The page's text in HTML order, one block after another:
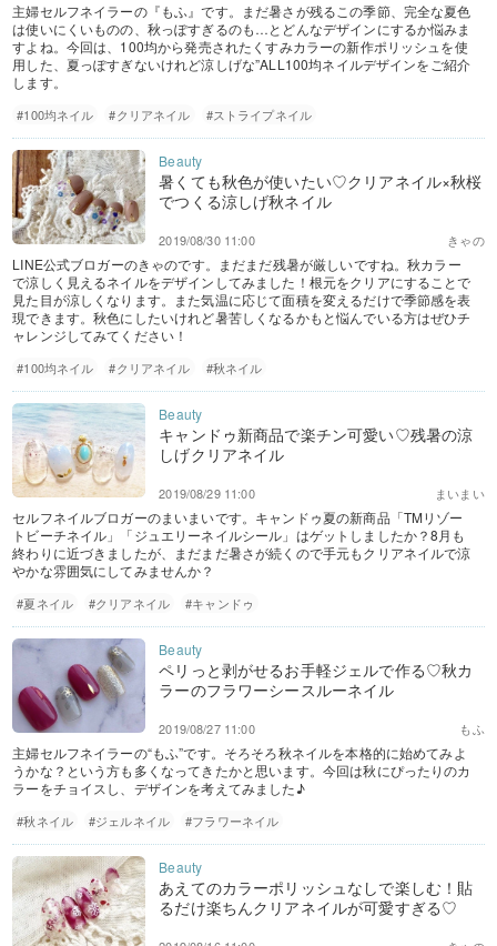
主婦セルフネイラーの『もふ』です。まだ暑さが残るこの季節、完全な夏色
は使いにくいものの、秋っぽすぎるのも…とどんなデザインにするか悩みま
すよね。今回は、100均から発売されたくすみカラーの新作ポリッシュを使
用した、夏っぽすぎないけれど涼しげな”ALL100均ネイルデザインをご紹介
します。
#100均ネイル #クリアネイル #ストライプネイル
暑くても秋色が使いたい♡クリアネイル×秋桜
でつくる涼しげ秋ネイル
きゃの
2019/08/30 11:00
LINE公式ブロガーのきゃのです。まだまだ残暑が厳しいですね。秋カラー
で涼しく見えるネイルをデザインしてみました！根元をクリアにすることで
見た目が涼しくなります。また気温に応じて面積を変えるだけで季節感を表
現できます。秋色にしたいけれど暑苦しくなるかもと悩んでいる方はぜひチ
ャレンジしてみてください！
#100均ネイル #クリアネイル #秋ネイル
キャンドゥ新商品で楽チン可愛い♡残暑の涼
しげクリアネイル
まいまい
2019/08/29 11:00
セルフネイルブロガーのまいまいです。キャンドゥ夏の新商品「TMリゾー
トビーチネイル」「ジュエリーネイルシール」はゲットしましたか？8月も
終わりに近づきましたが、まだまだ暑さが続くので手元もクリアネイルで涼
やかな雰囲気にしてみませんか？
#夏ネイル #クリアネイル #キャンドゥ
ペリっと剥がせるお手軽ジェルで作る♡秋カ
ラーのフラワーシースルーネイル
もふ
2019/08/27 11:00
主婦セルフネイラーの“もふ”です。そろそろ秋ネイルを本格的に始めてみよ
うかな？という方も多くなってきたかと思います。今回は秋にぴったりのカ
ラーをチョイスし、デザインを考えてみました♪
#秋ネイル #ジェルネイル #フラワーネイル
あえてのカラーポリッシュなしで楽しむ！貼
るだけ楽ちんクリアネイルが可愛すぎる♡